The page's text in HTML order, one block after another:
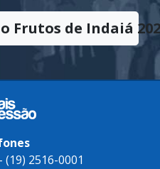
Frutos de Indaiá
(19) 2516-0001